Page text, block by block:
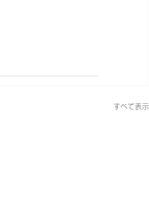
すべて表示